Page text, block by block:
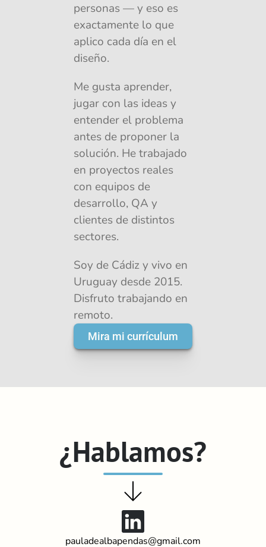
personas — y eso es
exactamente lo que
aplico cada día en el
diseño.
Me gusta aprender,
jugar con las ideas y
entender el problema
antes de proponer la
solución. He trabajado
en proyectos reales
con equipos de
desarrollo, QA y
clientes de distintos
sectores.
Soy de Cádiz y vivo en
Uruguay desde 2015.
Disfruto trabajando en
remoto.
Mira mi currículum
¿Hablamos?
pauladealbapendas@gmail.com